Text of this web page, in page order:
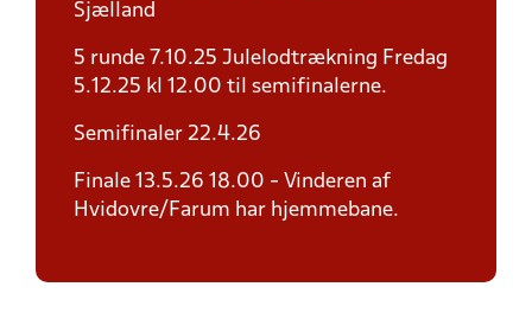
Sjælland
5 runde 7.10.25 Julelodtrækning Fredag
5.12.25 kl 12.00 til semifinalerne.
Semifinaler 22.4.26
Finale 13.5.26 18.00 - Vinderen af
Hvidovre/Farum har hjemmebane.